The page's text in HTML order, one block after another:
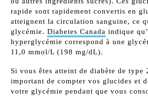
rapide sont rapidement convertis en
atteignent la circulation sanguine, ce
glycémie.Diabetes Canada indique
hyperglycémie correspond à une
11,0 mmol/L (198 mg/dL).
Si vous êtes atteint de diabète de type
important de compter vos glucides et
votre glycémie pendant que vous